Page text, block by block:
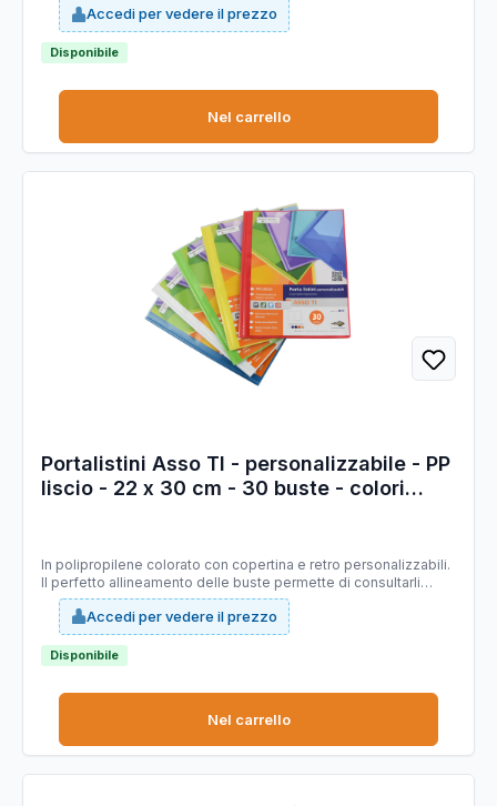
Formato:22x30cm.
Accedi per vedere il prezzo
Disponibile
Nel carrello
Portalistini Asso TI - personalizzabile - PP
liscio - 22 x 30 cm - 30 buste - colori
In polipropilene colorato con copertina e retro personalizzabili.
Il perfetto allineamento delle buste permette di consultarli
agevolmente. Buste in PP liscio. Disponibili in 10 colori.
Formato:22x30cm
Accedi per vedere il prezzo
Disponibile
Nel carrello